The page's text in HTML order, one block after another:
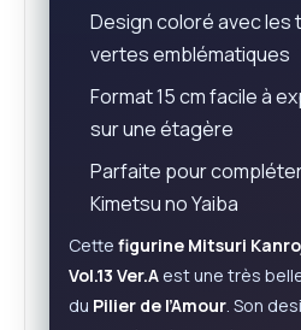
Design coloré avec
vertes emblématiques
Format 15 cm facile à
sur une étagère
Parfaite pour
Kimetsu no Yaiba
Cette figurine Mitsuri
Vol.13 Ver.A est une très
du Pilier de l’Amour. Son